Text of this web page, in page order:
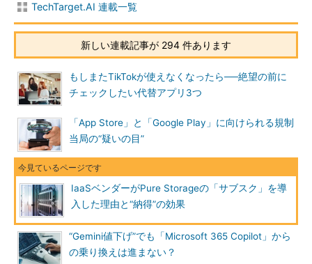
TechTarget.AI 連載一覧
新しい連載記事が 294 件あります
もしまたTikTokが使えなくなったら──絶望の前に
チェックしたい代替アプリ3つ
「App Store」と「Google Play」に向けられる規制
当局の“疑いの目”
IaaSベンダーがPure Storageの「サブスク」を導
入した理由と“納得”の効果
“Gemini値下げ”でも「Microsoft 365 Copilot」から
の乗り換えは進まない？